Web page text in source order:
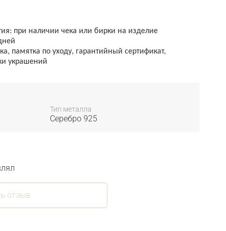
при наличии чека или бирки на изделие
памятка по уходу, гарантийный сертификат,
украшений
Тип металла
Серебро 925
отзыв